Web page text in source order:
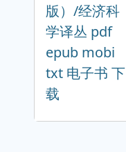
版）/经济科
学译丛 pdf
epub mobi
txt 电子书 下
载